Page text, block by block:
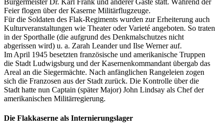
Bürgermeister Dr. Karl Frank und anderer Gäste statt. Während der
Feier flogen über der Kaserne Militärflugzeuge.
Für die Soldaten des Flak-Regiments wurden zur Erheiterung auch
Kulturveranstaltungen wie Theater oder Varieté angeboten. So traten
in der Sporthalle (die aufgrund des Denkmalschutzes nicht
abgerissen wird) u. a. Zarah Leander und Ilse Werner auf.
Im April 1945 besetzten französische und amerikanische Truppen
die Stadt Ludwigsburg und der Kasernenkommandant übergab das
Areal an die Siegermächte. Nach anfänglichen Rangeleien zogen
sich die Franzosen aus der Stadt zurück. Die Kontrolle über die
Stadt hatte nun Captain (später Major) John Lindsay als Chef der
amerikanischen Militärregierung.
Die Flakkaserne als Internierungslager